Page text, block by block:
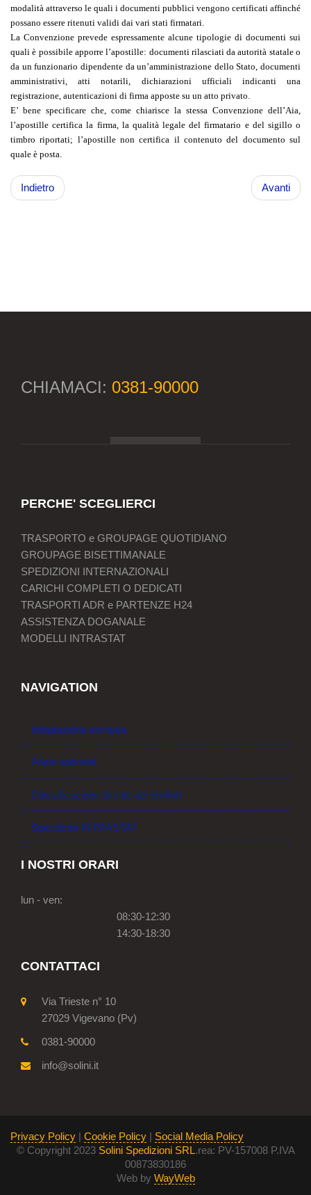
modalità attraverso le quali i documenti pubblici vengono certificati affinché
possano essere ritenuti validi dai vari stati firmatari.
La Convenzione prevede espressamente alcune tipologie di documenti sui
quali è possibile apporre l’apostille: documenti rilasciati da autorità statale o
da un funzionario dipendente da un’amministrazione dello Stato, documenti
amministrativi, atti notarili, dichiarazioni ufficiali indicanti una
registrazione, autenticazioni di firma apposte su un atto privato.
E’ bene specificare che, come chiarisce la stessa Convenzione dell’Aia,
l’apostille certifica la firma, la qualità legale del firmatario e del sigillo o
timbro riportati; l’apostille non certifica il contenuto del documento sul
quale è posta.
Indietro Avanti
CHIAMACI: 0381-90000
PERCHE' SCEGLIERCI
TRASPORTO e GROUPAGE QUOTIDIANO
GROUPAGE BISETTIMANALE
SPEDIZIONI INTERNAZIONALI
CARICHI COMPLETI O DEDICATI
TRASPORTI ADR e PARTENZE H24
ASSISTENZA DOGANALE
MODELLI INTRASTAT
NAVIGATION
Integrazione europea
Paesi aderenti
Classificazione fiscale dei territori
Specifiche INTRASTAT
I NOSTRI ORARI
lun - ven:
08:30-12:30
14:30-18:30
CONTATTACI
Via Trieste n° 10
27029 Vigevano (Pv)
0381-90000
info@solini.it
Privacy Policy | Cookie Policy | Social Media Policy
© Copyright 2023 Solini Spedizioni SRL.rea: PV-157008 P.IVA
00873830186
Web by WayWeb